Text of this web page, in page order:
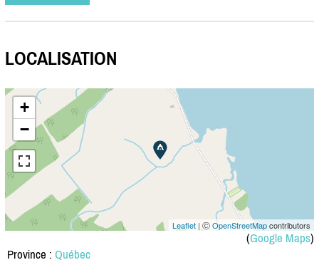
LOCALISATION
+
−
Leaflet | ⒸOpenStreetMapcontributors
(Google Maps)
Province : Québec